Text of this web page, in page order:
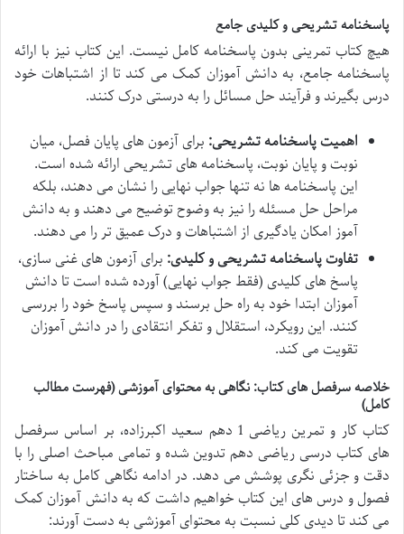
پاسخنامه تشریحی و کلیدی جامع
هیچ کتاب تمرینی بدون پاسخنامه کامل نیست. این کتاب نیز با ارائه
پاسخنامه جامع، به دانش آموزان کمک می کند تا از اشتباهات خود
درس بگیرند و فرآیند حل مسائل را به درستی درک کنند.
اهمیت پاسخنامه تشریحی: برای آزمون های پایان فصل، میان
نوبت و پایان نوبت، پاسخنامه های تشریحی ارائه شده است.
این پاسخنامه ها نه تنها جواب نهایی را نشان می دهند، بلکه
مراحل حل مسئله را نیز به وضوح توضیح می دهند و به دانش
آموز امکان یادگیری از اشتباهات و درک عمیق تر را می دهند.
تفاوت پاسخنامه تشریحی و کلیدی: برای آزمون های غنی سازی،
پاسخ های کلیدی (فقط جواب نهایی) آورده شده است تا دانش
آموزان ابتدا خود به راه حل برسند و سپس پاسخ خود را بررسی
کنند. این رویکرد، استقلال و تفکر انتقادی را در دانش آموزان
تقویت می کند.
خلاصه سرفصل های کتاب: نگاهی به محتوای آموزشی (فهرست مطالب
کامل)
کتاب کار و تمرین ریاضی 1 دهم سعید اکبرزاده، بر اساس سرفصل
های کتاب درسی ریاضی دهم تدوین شده و تمامی مباحث اصلی را با
دقت و جزئی نگری پوشش می دهد. در ادامه نگاهی کامل به ساختار
فصول و درس های این کتاب خواهیم داشت که به دانش آموزان کمک
می کند تا دیدی کلی نسبت به محتوای آموزشی به دست آورند: